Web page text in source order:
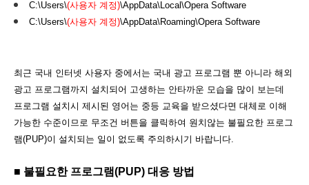
C:\Users\(사용자 계정)\AppData\Local\Opera Software
C:\Users\(사용자 계정)\AppData\Roaming\Opera Software
최근 국내 인터넷 사용자 중에서는 국내 광고 프로그램 뿐 아니라 해외
광고 프로그램까지 설치되어 고생하는 안타까운 모습을 많이 보는데
프로그램 설치시 제시된 영어는 중등 교육을 받으셨다면 대체로 이해
가능한 수준이므로 무조건 버튼을 클릭하여 원치않는 불필요한 프로그
램(PUP)이 설치되는 일이 없도록 주의하시기 바랍니다.
■ 불필요한 프로그램(PUP) 대응 방법